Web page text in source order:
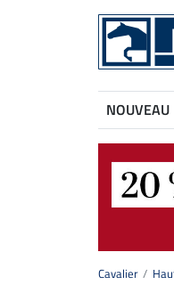
NOUVEAU
Cavalier